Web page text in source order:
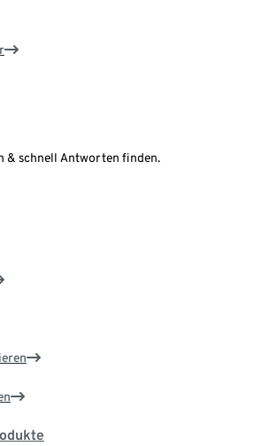
& schnell Antworten finden.